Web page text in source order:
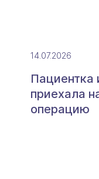
14.07.2026
Пациентка
приехала
операцию